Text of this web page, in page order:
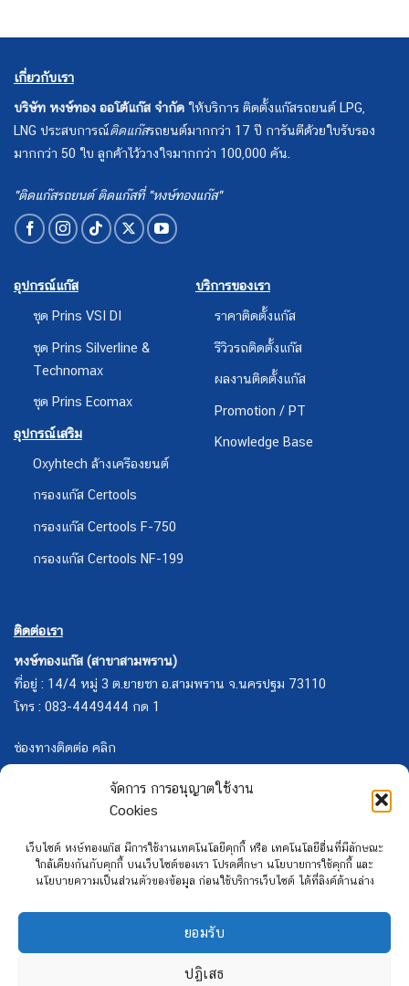
จัดการ การอนุญาตใช้งาน
Cookies
เว็บไซต์ หงษ์ทองแก๊ส มีการใช้งานเทคโนโลยีคุกกี้ หรือ เทคโนโลยีอื่นที่มีลักษณะ
ใกล้เคียงกันกับคุกกี้ บนเว็บไซต์ของเรา โปรดศึกษา นโยบายการใช้คุกกี้ และ
นโยบายความเป็นส่วนตัวของข้อมูล ก่อนใช้บริการเว็บไซต์ ได้ที่ลิงค์ด้านล่าง
ยอมรับ
ปฏิเสธ
เกี่ยวกับเรา
บริษัท หงษ์ทอง ออโต้แก๊ส จำกัด ให้บริการ ติดตั้งแก๊สรถยนต์ LPG,
LNG ประสบการณ์ติดแก๊สรถยนต์มากกว่า 17 ปี การันตีด้วยใบรับรอง
มากกว่า 50 ใบ ลูกค้าไว้วางใจมากกว่า 100,000 คัน.
"ติดแก๊สรถยนต์ ติดแก๊สที่ "หงษ์ทองแก๊ส"
อุปกรณ์แก๊ส
ชุด Prins VSI DI
ชุด Prins Silverline &
Technomax
ชุด Prins Ecomax
อุปกรณ์เสริม
Oxyhtech ล้างเครืองยนต์
กรองแก๊ส Certools
กรองแก๊ส Certools F-750
กรองแก๊ส Certools NF-199
บริการของเรา
ราคาติดตั้งแก๊ส
รีวิวรถติดตั้งแก๊ส
ผลงานติดตั้งแก๊ส
Promotion / PT
Knowledge Base
ติดต่อเรา
หงษ์ทองแก๊ส (สาขาสามพราน)
ที่อยู่ : 14/4 หมู่ 3 ต.ยายชา อ.สามพราน จ.นครปฐม 73110
โทร : 083-4449444 กด 1
ช่องทางติดต่อ คลิก